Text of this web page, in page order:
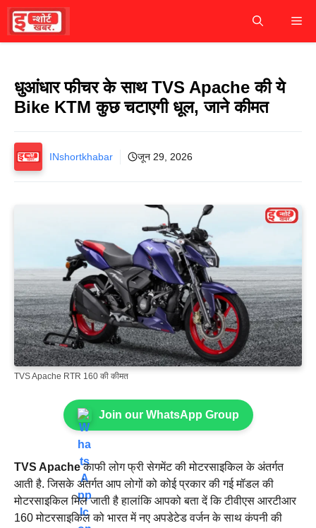
Skip
content
धुआंधार फीचर के साथ TVS Apache की ये
Bike KTM कुछ चटाएगी धूल, जाने कीमत
INshortkhabar जून 29, 2026
TVS Apache RTR 160 की कीमत
Join our WhatsApp Group
TVS Apacheकाफी लोग फ्री सेगमेंट की मोटरसाइकिल के अंतर्गत
आती है. जिसके अंतर्गत आप लोगों को कोई प्रकार की गई मॉडल की
मोटरसाइकिल मिल जाती है हालांकि आपको बता दें कि टीवीएस आरटीआर
160 मोटरसाइकिल को भारत में नए अपडेटेड वर्जन के साथ कंपनी की